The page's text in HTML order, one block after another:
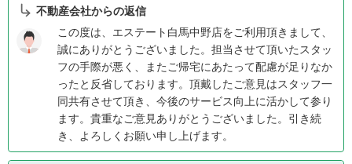
不動産会社からの返信
この度は、エステート白馬中野店をご利用頂きまして、
誠にありがとうございました。担当させて頂いたスタッ
フの手際が悪く、またご帰宅にあたって配慮が足りなか
ったと反省しております。頂戴したご意見はスタッフ一
同共有させて頂き、今後のサービス向上に活かして参り
ます。貴重なご意見ありがとうございました。引き続
き、よろしくお願い申し上げます。